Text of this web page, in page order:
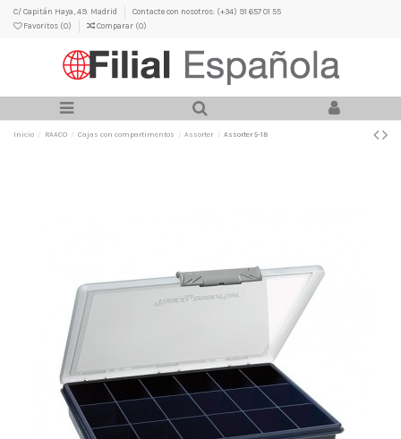
C/ Capitán Haya, 49. Madrid
Contacte con nosotros: (+34) 91 657 01 55
Favoritos (0) Comparar (0)
Inicio RAACO Cajas con compartimentos Assorter Assorter 5-18